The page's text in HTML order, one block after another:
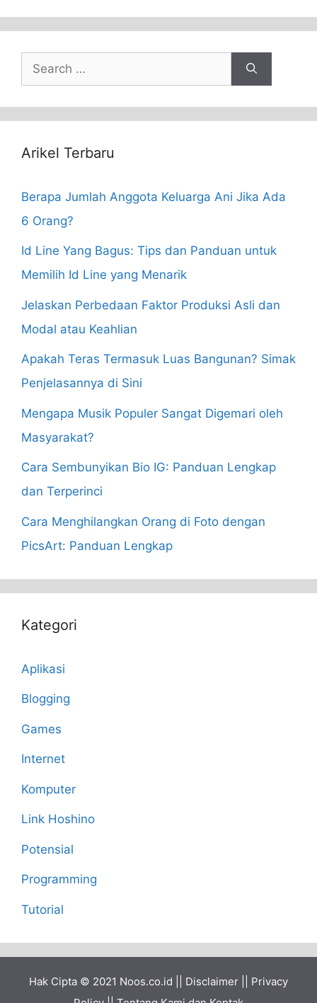
Search
for:
Arikel Terbaru
Berapa Jumlah Anggota Keluarga Ani Jika Ada
6 Orang?
Id Line Yang Bagus: Tips dan Panduan untuk
Memilih Id Line yang Menarik
Jelaskan Perbedaan Faktor Produksi Asli dan
Modal atau Keahlian
Apakah Teras Termasuk Luas Bangunan? Simak
Penjelasannya di Sini
Mengapa Musik Populer Sangat Digemari oleh
Masyarakat?
Cara Sembunyikan Bio IG: Panduan Lengkap
dan Terperinci
Cara Menghilangkan Orang di Foto dengan
PicsArt: Panduan Lengkap
Kategori
Aplikasi
Blogging
Games
Internet
Komputer
Link Hoshino
Potensial
Programming
Tutorial
Hak Cipta © 2021 Noos.co.id Disclaimer
Privacy